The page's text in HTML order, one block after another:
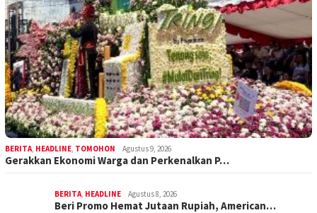
BERITA, HEADLINE, TOMOHON Agustus 9, 2026
Gerakkan Ekonomi Warga dan Perkenalkan P…
BERITA, HEADLINE Agustus 8, 2026
Beri Promo Hemat Jutaan Rupiah, American…